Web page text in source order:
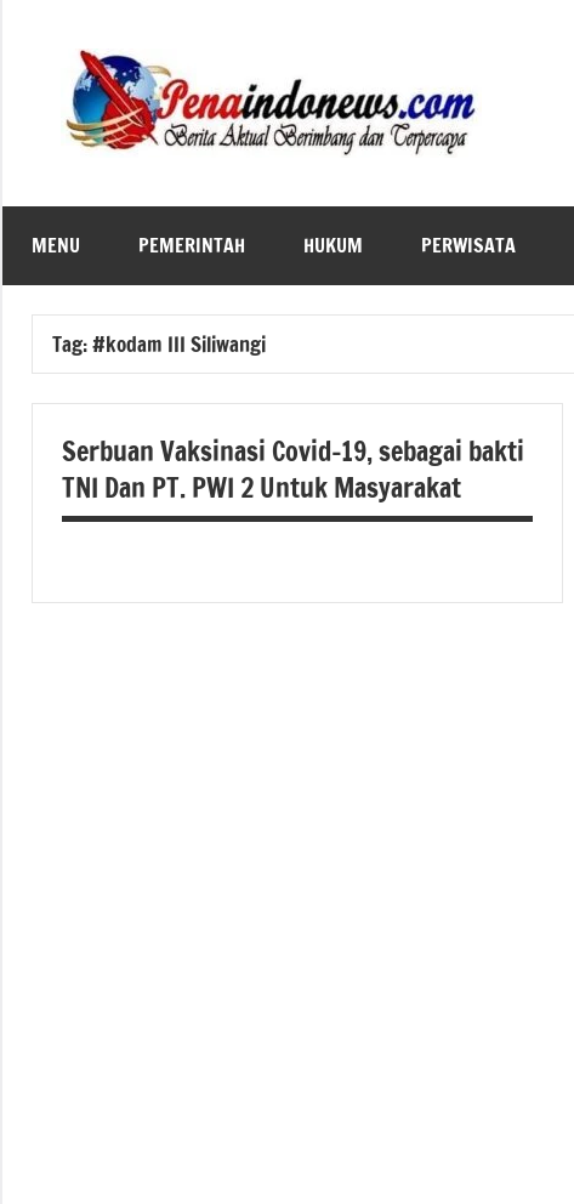
MENU PEMERINTAH HUKUM PERWISATA
Tag:#kodam III Siliwangi
Serbuan Vaksinasi Covid-19, sebagai bakti
TNI Dan PT. PWI 2 Untuk Masyarakat
Covid-